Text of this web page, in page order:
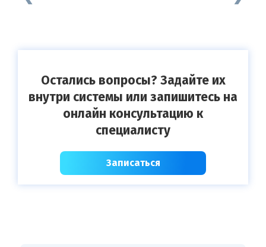
Остались вопросы? Задайте их
внутри системы или запишитесь на
онлайн консультацию к
специалисту
Записаться